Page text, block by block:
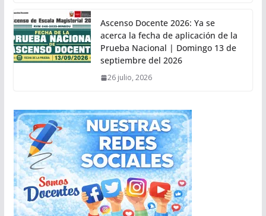
Ascenso Docente 2026: Ya se
acerca la fecha de aplicación de la
Prueba Nacional | Domingo 13 de
septiembre del 2026
26 julio, 2026